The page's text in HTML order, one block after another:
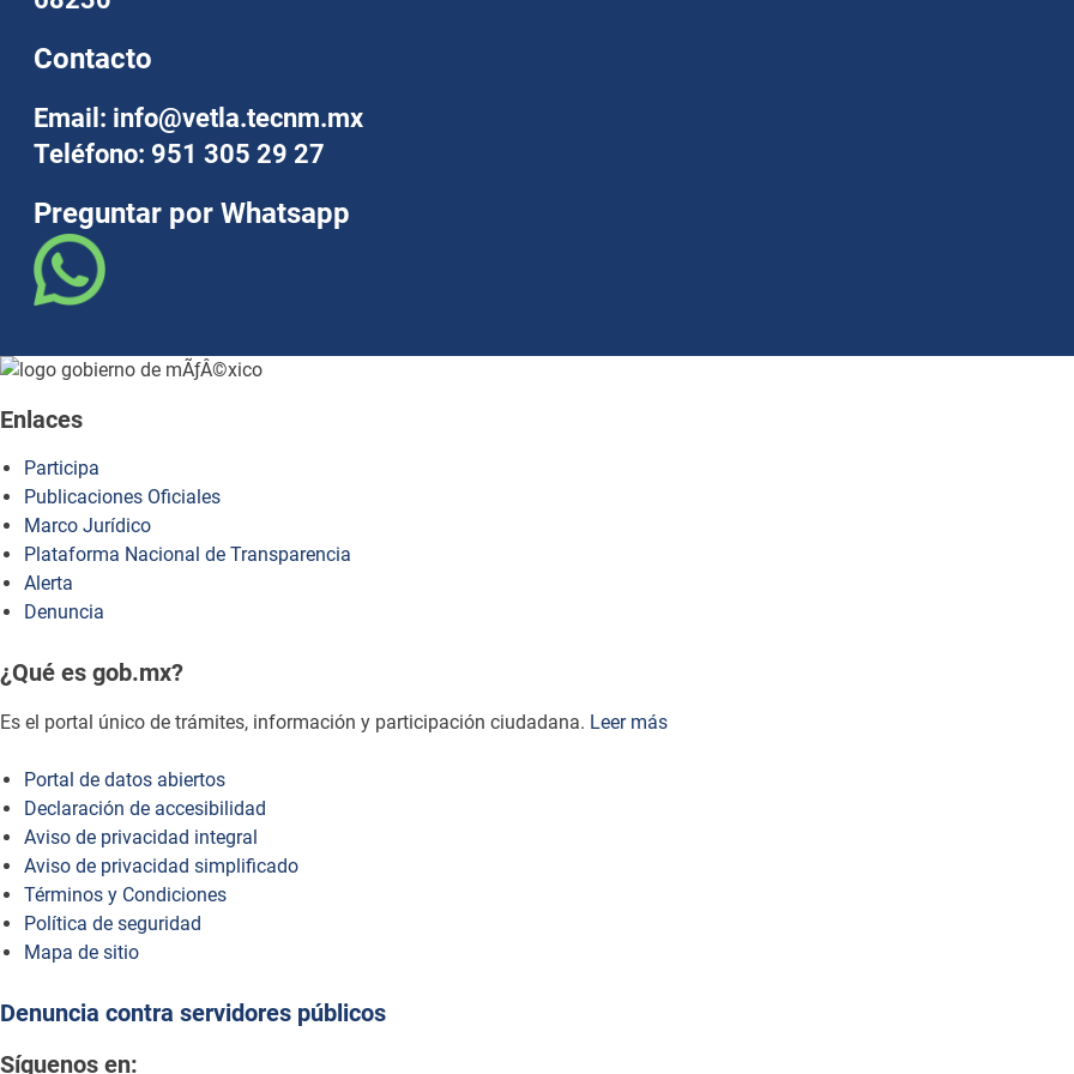
Contacto
Email: info@vetla.tecnm.mx
Teléfono: 951 305 29 27
Preguntar por Whatsapp
Enlaces
Participa
Publicaciones Oficiales
Marco Jurídico
Plataforma Nacional de Transparencia
Alerta
Denuncia
¿Qué es gob.mx?
Es el portal único de trámites, información y participación ciudadana. Leer más
Portal de datos abiertos
Declaración de accesibilidad
Aviso de privacidad integral
Aviso de privacidad simplificado
Términos y Condiciones
Política de seguridad
Mapa de sitio
Denuncia contra servidores públicos
Síguenos en: